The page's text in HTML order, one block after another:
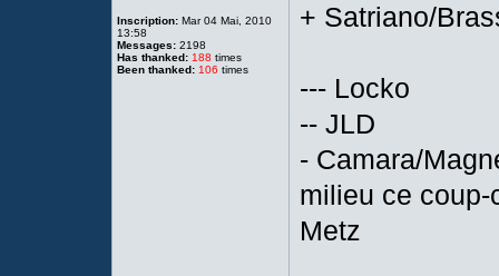
Inscription: Mar 04 Mai, 2010
13:58
Messages: 2198
Has thanked: 188 times
Been thanked: 106 times
+ Satriano/
--- Locko
-- JLD
- Camara/
milieu ce
Metz